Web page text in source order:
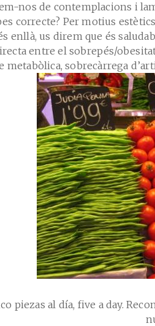
nos de contemplacions i
correcte? Per motius
enllà, us direm que és
entre el sobrepés/
metabòlica, sobrecàrrega
piezas al día, five a day.